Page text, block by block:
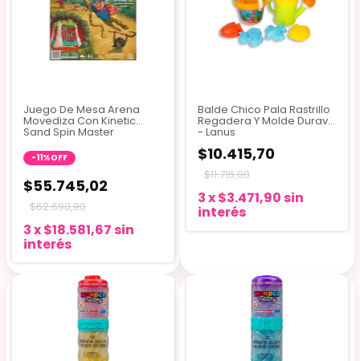
Juego De Mesa Arena
Movediza Con Kinetic
Sand Spin Master
-11%OFF
$55.745,02
$62.698,90
3x$18.581,67 sin
interés
Balde Chico Pala Rastrillo
Regadera Y Molde Duravit
- Lanus
$10.415,70
$11.715,00
3x$3.471,90 sin
interés